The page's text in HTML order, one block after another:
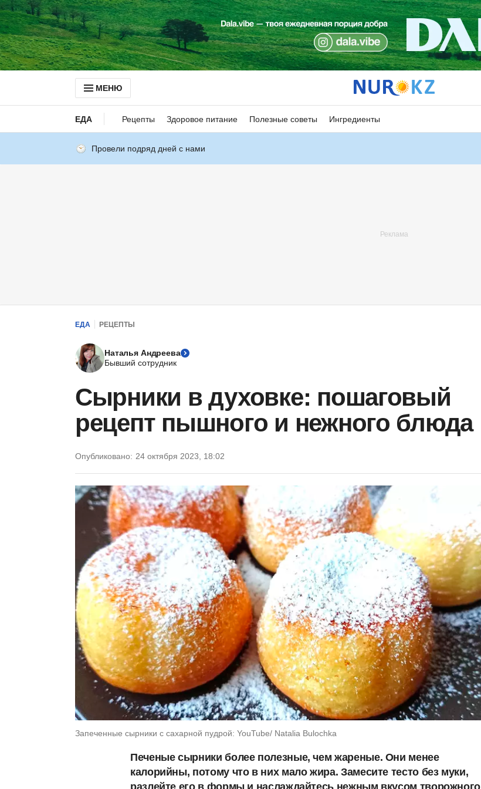
МЕНЮ
ЕДА Рецепты Здоровое питание Полезные советы Ингредиенты
Провели подряд дней с нами
ЕДА РЕЦЕПТЫ
Наталья Андреева
Бывший сотрудник
Сырники в духовке: пошаговый
рецепт пышного и нежного блюда
Опубликовано: 24 октября 2023, 18:02
Запеченные сырники с сахарной пудрой: YouTube/ Natalia Bulochka
Печеные сырники более полезные, чем жареные. Они менее
калорийны, потому что в них мало жира. Замесите тесто без муки,
разлейте его в формы и наслаждайтесь нежным вкусом творожного